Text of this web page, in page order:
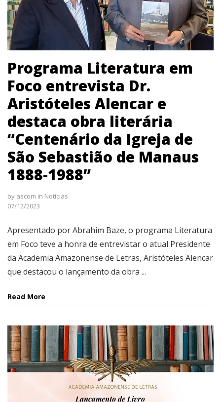
Programa Literatura em
Foco entrevista Dr.
Aristóteles Alencar e
destaca obra literária
“Centenário da Igreja de
São Sebastião de Manaus
1888-1988”
by ascom in Notícias
07/12/2023
Apresentado por Abrahim Baze, o programa Literatura
em Foco teve a honra de entrevistar o atual Presidente
da Academia Amazonense de Letras, Aristóteles Alencar
que destacou o lançamento da obra ...
Read More